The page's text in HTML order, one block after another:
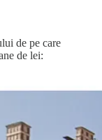
de pe care
de lei: